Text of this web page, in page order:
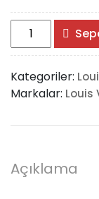
Louis
Vuitton
Yastık
OntheGo
adet
Kategoriler:
Markalar: Louis
Açıklama